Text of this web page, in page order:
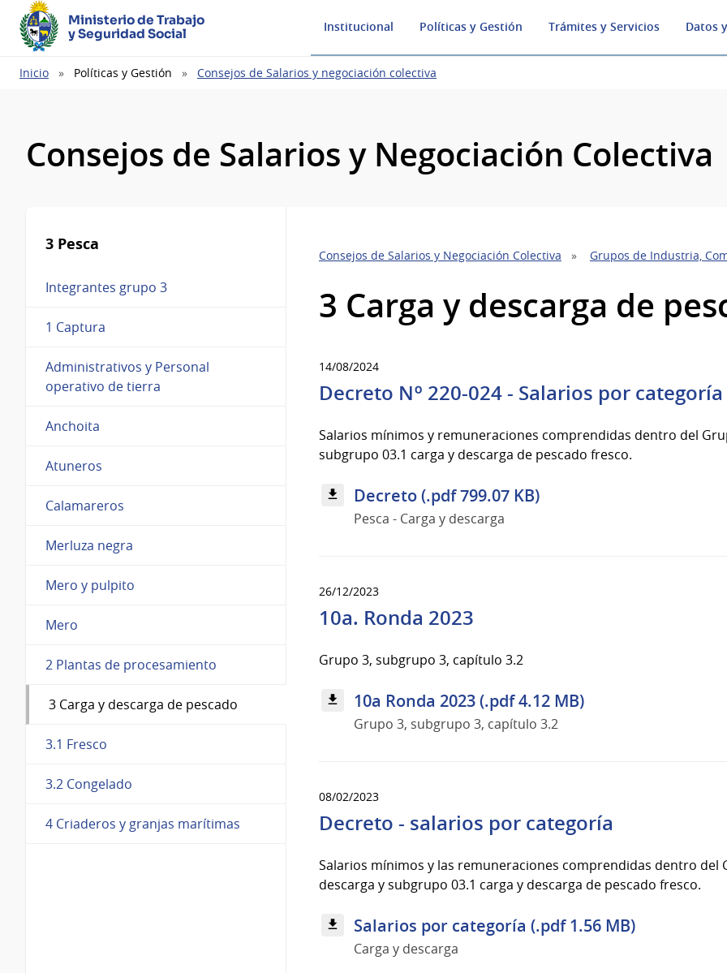
Ministerio de Trabajo
y Seguridad Social
Institucional Políticas y Gestión Trámites y Servicios Datos
Ruta
Inicio Políticas y Gestión Consejos de Salarios y negociación colectiva
Consejos de Salarios y Negociación Colectiva
3 Pesca
Integrantes grupo 3
1 Captura
Administrativos y Personal
operativo de tierra
Anchoita
Atuneros
Calamareros
Merluza negra
Mero y pulpito
Mero
2 Plantas de procesamiento
3 Carga y descarga de pescado
3.1 Fresco
3.2 Congelado
4 Criaderos y granjas marítimas
Consejos de Salarios y Negociación Colectiva Grupos de Industria,
3 Carga y descarga de
14/08/2024
Decreto Nº 220-024 - Salarios por categoría
Salarios mínimos y remuneraciones comprendidas dentro del
subgrupo 03.1 carga y descarga de pescado fresco.
Decreto (.pdf 799.07 KB)
Pesca - Carga y descarga
26/12/2023
10a. Ronda 2023
Grupo 3, subgrupo 3, capítulo 3.2
10a Ronda 2023 (.pdf 4.12 MB)
Grupo 3, subgrupo 3, capítulo 3.2
08/02/2023
Decreto - salarios por categoría
Salarios mínimos y las remuneraciones comprendidas dentro del
descarga y subgrupo 03.1 carga y descarga de pescado fresco.
Salarios por categoría (.pdf 1.56 MB)
Carga y descarga